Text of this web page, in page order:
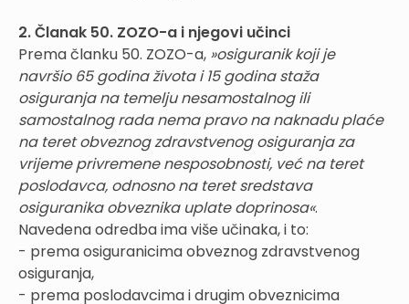
2. Članak 50. ZOZO-a i njegovi učinci
Prema članku 50. ZOZO-a, »osiguranik koji je
navršio 65 godina života i 15 godina staža
osiguranja na temelju nesamostalnog ili
samostalnog rada nema pravo na naknadu plaće
na teret obveznog zdravstvenog osiguranja za
vrijeme privremene nesposobnosti, već na teret
poslodavca, odnosno na teret sredstava
osiguranika obveznika uplate doprinosa«.
Navedena odredba ima više učinaka, i to:
- prema osiguranicima obveznog zdravstvenog
osiguranja,
- prema poslodavcima i drugim obveznicima